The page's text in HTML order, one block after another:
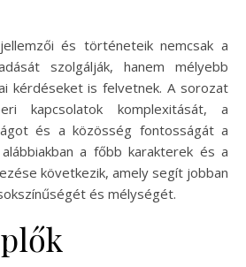
és történeteik nemcsak a
szolgálják, hanem mélyebb
kérdéseket is felvetnek. A sorozat
kapcsolatok komplexitását, a
és a közösség fontosságát a
a főbb karakterek és a
következik, amely segít jobban
és mélységét.